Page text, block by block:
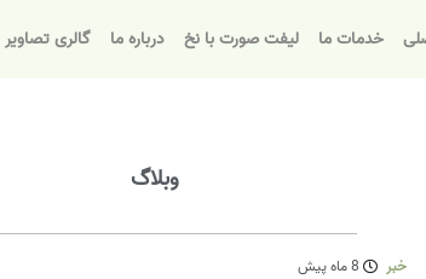
خدمات ما لیفت صورت با نخ درباره ما گالری تصاویر
وبلاگ
خبر 8 ماه پیش